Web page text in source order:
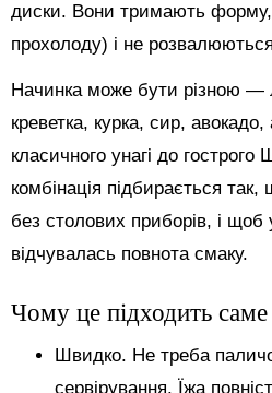
диски. Вони тримають форму,
прохолоду) і не
Начинка може бути різною —
креветка, курка, сир,
класичного унагі до гострого
комбінація підбирається так,
без столових приборів, і щоб
відчувалась повнота смаку.
Чому це підходить
Швидко. Не треба
сервірування. Їжа